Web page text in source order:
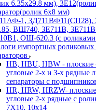
6.35х29.8 мм),
6х8 мм)
1, 3Д711ВФ11(СП28),
ВШ740, 3Е711В,
ОШ-620.3 (с роликами
импортных
HB, HBU, HBW - плоские
угловые 2-х и 3-х рядные
сепараторы с
HR, HRW, HRZW-
угловые 2-х рядные с
7X10, 10х14